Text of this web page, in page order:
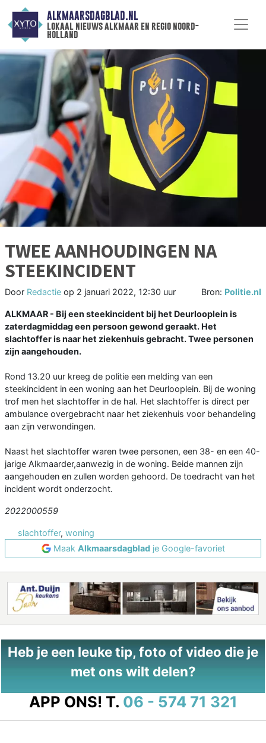
ALKMAARSDAGBLAD.NL
lokaal nieuws alkmaar en regio noord-
holland
TWEE AANHOUDINGEN NA
STEEKINCIDENT
Door Redactie op 2 januari 2022, 12:30 uur Bron: Politie.nl
ALKMAAR - Bij een steekincident bij het Deurlooplein is
zaterdagmiddag een persoon gewond geraakt. Het
slachtoffer is naar het ziekenhuis gebracht. Twee personen
zijn aangehouden.
Rond 13.20 uur kreeg de politie een melding van een
steekincident in een woning aan het Deurlooplein. Bij de woning
trof men het slachtoffer in de hal. Het slachtoffer is direct per
ambulance overgebracht naar het ziekenhuis voor behandeling
aan zijn verwondingen.
Naast het slachtoffer waren twee personen, een 38- en een 40-
jarige Alkmaarder,aanwezig in de woning. Beide mannen zijn
aangehouden en zullen worden gehoord. De toedracht van het
incident wordt onderzocht.
2022000559
slachtoffer, woning
Maak Alkmaarsdagbladje Google-favoriet
Heb je een leuke tip, foto of video die je
met ons wilt delen?
APP ONS! T. 06 - 574 71 321